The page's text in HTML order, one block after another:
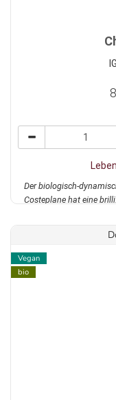
Der biologisch-
Costeplane hat eine
Vegan
bio